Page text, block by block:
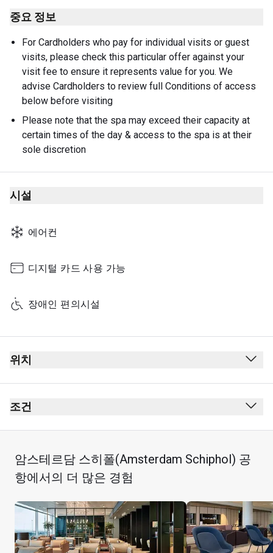
Tuesday
Wednesday 07:00 - 21:00
Thursday 07:00 - 21:00
Friday 07:00 - 21:00
Saturday
Sunday 07:00 - 21:00
중요 정보
For Cardholders who pay for individual visits or guest
visits, please check this particular offer against your
visit fee to ensure it represents value for you. We
advise Cardholders to review full Conditions of access
below before visiting
Please note that the spa may exceed their capacity at
certain times of the day & access to the spa is at their
sole discretion
시설
에어컨
디지털 카드 사용 가능
장애인 편의시설
위치
출발
보안 검사대 통과 후
표지판을 따라 D Gates(으)로 이동
조건
암스테르담 스히폴(Amsterdam Schiphol) 공
항에서의 더 많은 경험